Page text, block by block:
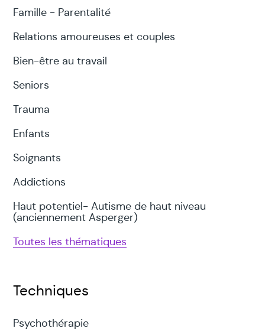
Famille - Parentalité
Relations amoureuses et couples
Bien-être au travail
Seniors
Trauma
Enfants
Soignants
Addictions
Haut potentiel- Autisme de haut niveau
(anciennement Asperger)
Toutes les thématiques
Techniques
Psychothérapie